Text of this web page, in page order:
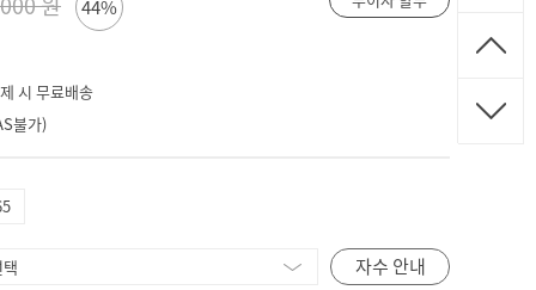
44%
시 무료배송
불가)
자수 안내